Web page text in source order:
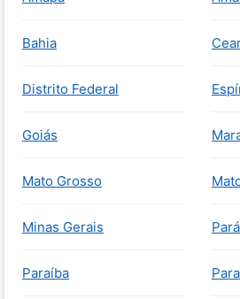
Bahia
Distrito Federal
Goiás
Mato Grosso
Minas Gerais Pará
Paraíba